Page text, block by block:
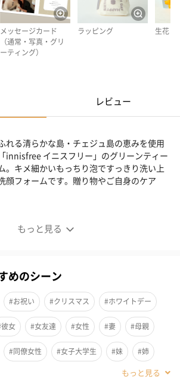
メッセージカード
（通常・写真・グリ
ーティング）
ラッピング 生花
レビュー
もっと見る
れる清らかな島・チェジュ島の恵みを使用
innisfree イニスフリー」のグリーンティー
。キメ細かいもっちり泡ですっきり洗い上
顔フォームです。贈り物やご自身のケア
めのシーン
#お祝い #クリスマス #ホワイトデー
女 #女友達 #女性 #妻 #母親
#同僚女性 #女子大学生 #妹 #姉
#20代前半